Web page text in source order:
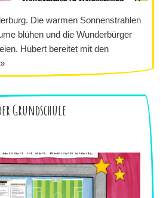
Die warmen Sonnenstrahlen
blühen und die Wunderbürger
Hubert bereitet mit den
Grundschule